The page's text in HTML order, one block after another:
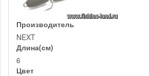
Производитель
NEXT
Длина(см)
6
Цвет